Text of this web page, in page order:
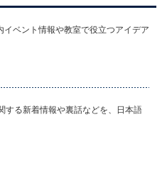
イベント情報や教室で役立つアイデア
る新着情報や裏話などを、日本語